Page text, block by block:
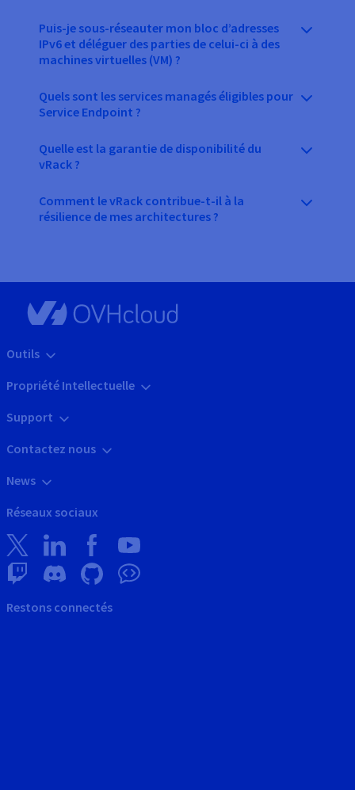
Puis-je sous-réseauter mon bloc d’adresses
IPv6 et déléguer des parties de celui-ci à des
machines virtuelles (VM) ?
Quels sont les services managés éligibles pour
Service Endpoint ?
Quelle est la garantie de disponibilité du
vRack ?
Comment le vRack contribue-t-il à la
résilience de mes architectures ?
Outils
Propriété Intellectuelle
Support
Contactez nous
News
Réseaux sociaux
Restons connectés